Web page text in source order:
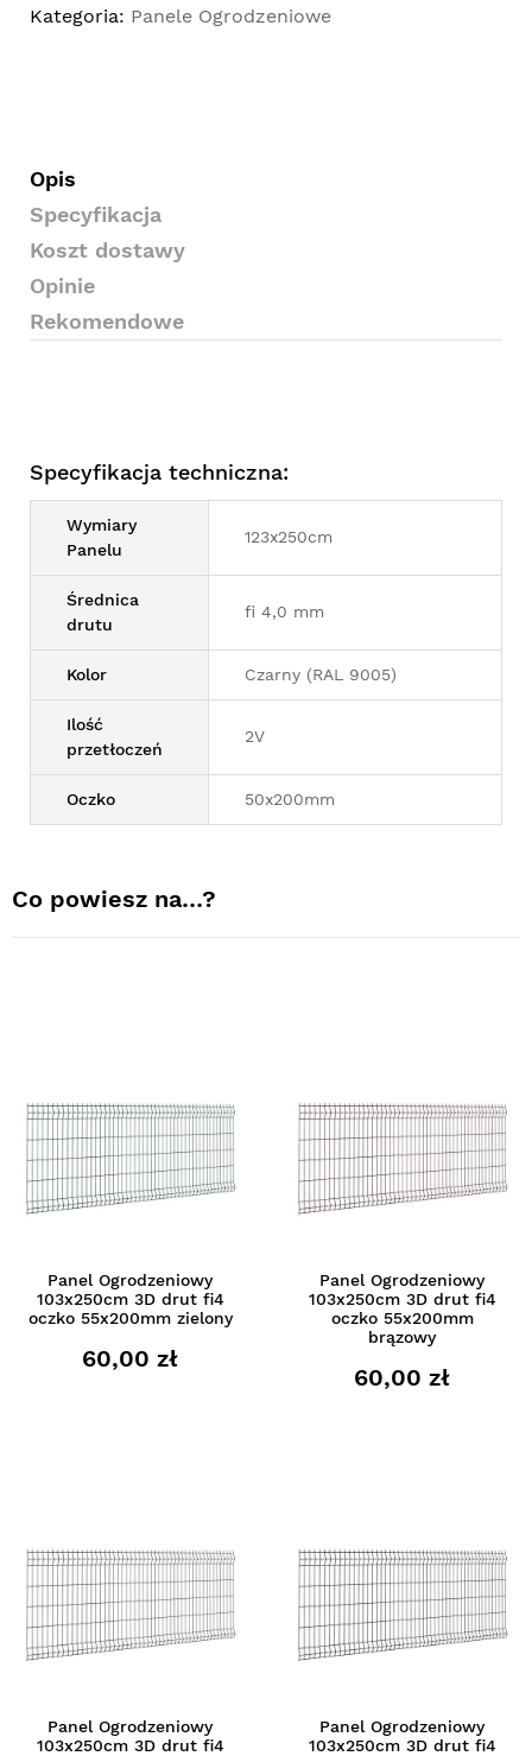
Kategoria: Panele Ogrodzeniowe
Opis
Specyfikacja
Koszt dostawy
Opinie
Rekomendowe
Specyfikacja techniczna:
Wymiary
Panelu
123x250cm
Średnica
drutu
fi 4,0 mm
Kolor Czarny (RAL 9005)
Ilość
przetłoczeń
2V
Oczko 50x200mm
Co powiesz na…?
Panel Ogrodzeniowy
103x250cm 3D drut fi4
oczko 55x200mm zielony
60,00 zł
Panel Ogrodzeniowy
103x250cm 3D drut fi4
oczko 55x200mm
brązowy
60,00 zł
Panel Ogrodzeniowy
103x250cm 3D drut fi4
Panel Ogrodzeniowy
103x250cm 3D drut fi4